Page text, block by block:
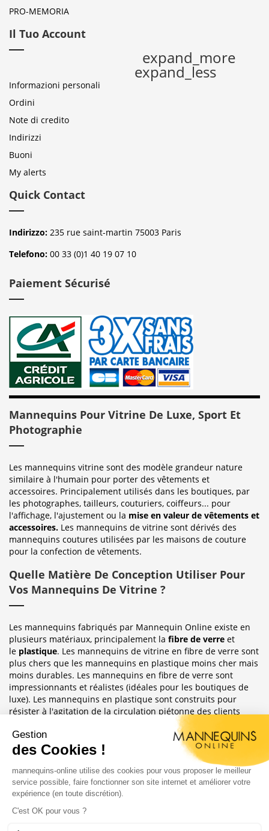
PRO-MEMORIA
Il Tuo Account
expand_more
expand_less
Informazioni personali
Ordini
Note di credito
Indirizzi
Buoni
My alerts
Quick Contact
Indirizzo: 235 rue saint-martin 75003 Paris
Telefono: 00 33 (0)1 40 19 07 10
Paiement Sécurisé
Mannequins Pour Vitrine De Luxe, Sport Et
Photographie
Les mannequins vitrine sont des modèle grandeur nature
similaire à l'humain pour porter des vêtements et
accessoires. Principalement utilisés dans les boutiques, par
les photographes, tailleurs, couturiers, coiffeurs... pour
l'affichage, l'ajustement ou la mise en valeur de vêtements et
accessoires. Les mannequins de vitrine sont dérivés des
mannequins coutures utilisées par les maisons de couture
pour la confection de vêtements.
Quelle Matière De Conception Utiliser Pour
Vos Mannequins De Vitrine ?
Les mannequins fabriqués par Mannequin Online existe en
plusieurs matériaux, principalement la fibre de verre et
le plastique. Les mannequins de vitrine en fibre de verre sont
plus chers que les mannequins en plastique moins cher mais
moins durables. Les mannequins en fibre de verre sont
impressionnants et réalistes (idéales pour les boutiques de
luxe). Les mannequins en plastique sont construits pour
résister à l'agitation de la circulation piétonne des clients
habituellement observée dans le magasin où ils sont placés.
Sublimez Vos Boutiques, Vitrines Et
Les mannequins sont idéales pour les magasins de détail, en
étalages de magasin ou décoration de vitrine. Ils ont